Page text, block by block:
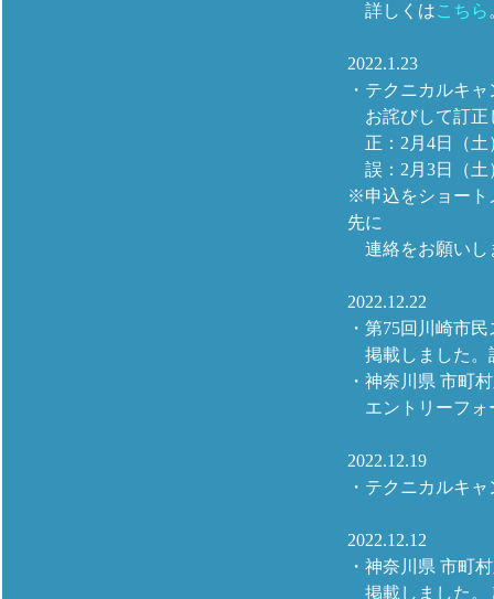
詳しくはこちら
2022.1.23
・テクニカルキ
お詫びして訂正
正：2月4日（土
誤：2月3日（土
※申込をショート
先に
連絡をお願いし
2022.12.22
・第75回川崎市
掲載しました。
・神奈川県 市町
エントリーフォ
2022.12.19
・テクニカルキ
2022.12.12
・神奈川県 市町
掲載しました。